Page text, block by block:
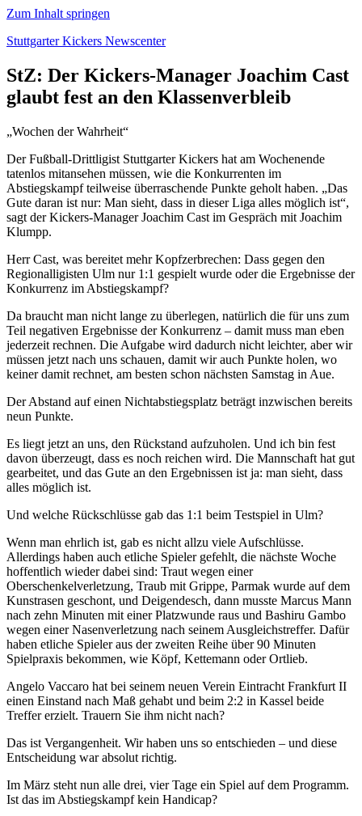
Zum Inhalt springen
Stuttgarter Kickers Newscenter
StZ: Der Kickers-Manager Joachim Cast
glaubt fest an den Klassenverbleib
„Wochen der Wahrheit“
Der Fußball-Drittligist Stuttgarter Kickers hat am Wochenende
tatenlos mitansehen müssen, wie die Konkurrenten im
Abstiegskampf teilweise überraschende Punkte geholt haben. „Das
Gute daran ist nur: Man sieht, dass in dieser Liga alles möglich ist“,
sagt der Kickers-Manager Joachim Cast im Gespräch mit Joachim
Klumpp.
Herr Cast, was bereitet mehr Kopfzerbrechen: Dass gegen den
Regionalligisten Ulm nur 1:1 gespielt wurde oder die Ergebnisse der
Konkurrenz im Abstiegskampf?
Da braucht man nicht lange zu überlegen, natürlich die für uns zum
Teil negativen Ergebnisse der Konkurrenz – damit muss man eben
jederzeit rechnen. Die Aufgabe wird dadurch nicht leichter, aber wir
müssen jetzt nach uns schauen, damit wir auch Punkte holen, wo
keiner damit rechnet, am besten schon nächsten Samstag in Aue.
Der Abstand auf einen Nichtabstiegsplatz beträgt inzwischen bereits
neun Punkte.
Es liegt jetzt an uns, den Rückstand aufzuholen. Und ich bin fest
davon überzeugt, dass es noch reichen wird. Die Mannschaft hat gut
gearbeitet, und das Gute an den Ergebnissen ist ja: man sieht, dass
alles möglich ist.
Und welche Rückschlüsse gab das 1:1 beim Testspiel in Ulm?
Wenn man ehrlich ist, gab es nicht allzu viele Aufschlüsse.
Allerdings haben auch etliche Spieler gefehlt, die nächste Woche
hoffentlich wieder dabei sind: Traut wegen einer
Oberschenkelverletzung, Traub mit Grippe, Parmak wurde auf dem
Kunstrasen geschont, und Deigendesch, dann musste Marcus Mann
nach zehn Minuten mit einer Platzwunde raus und Bashiru Gambo
wegen einer Nasenverletzung nach seinem Ausgleichstreffer. Dafür
haben etliche Spieler aus der zweiten Reihe über 90 Minuten
Spielpraxis bekommen, wie Köpf, Kettemann oder Ortlieb.
Angelo Vaccaro hat bei seinem neuen Verein Eintracht Frankfurt II
einen Einstand nach Maß gehabt und beim 2:2 in Kassel beide
Treffer erzielt. Trauern Sie ihm nicht nach?
Das ist Vergangenheit. Wir haben uns so entschieden – und diese
Entscheidung war absolut richtig.
Im März steht nun alle drei, vier Tage ein Spiel auf dem Programm.
Ist das im Abstiegskampf kein Handicap?